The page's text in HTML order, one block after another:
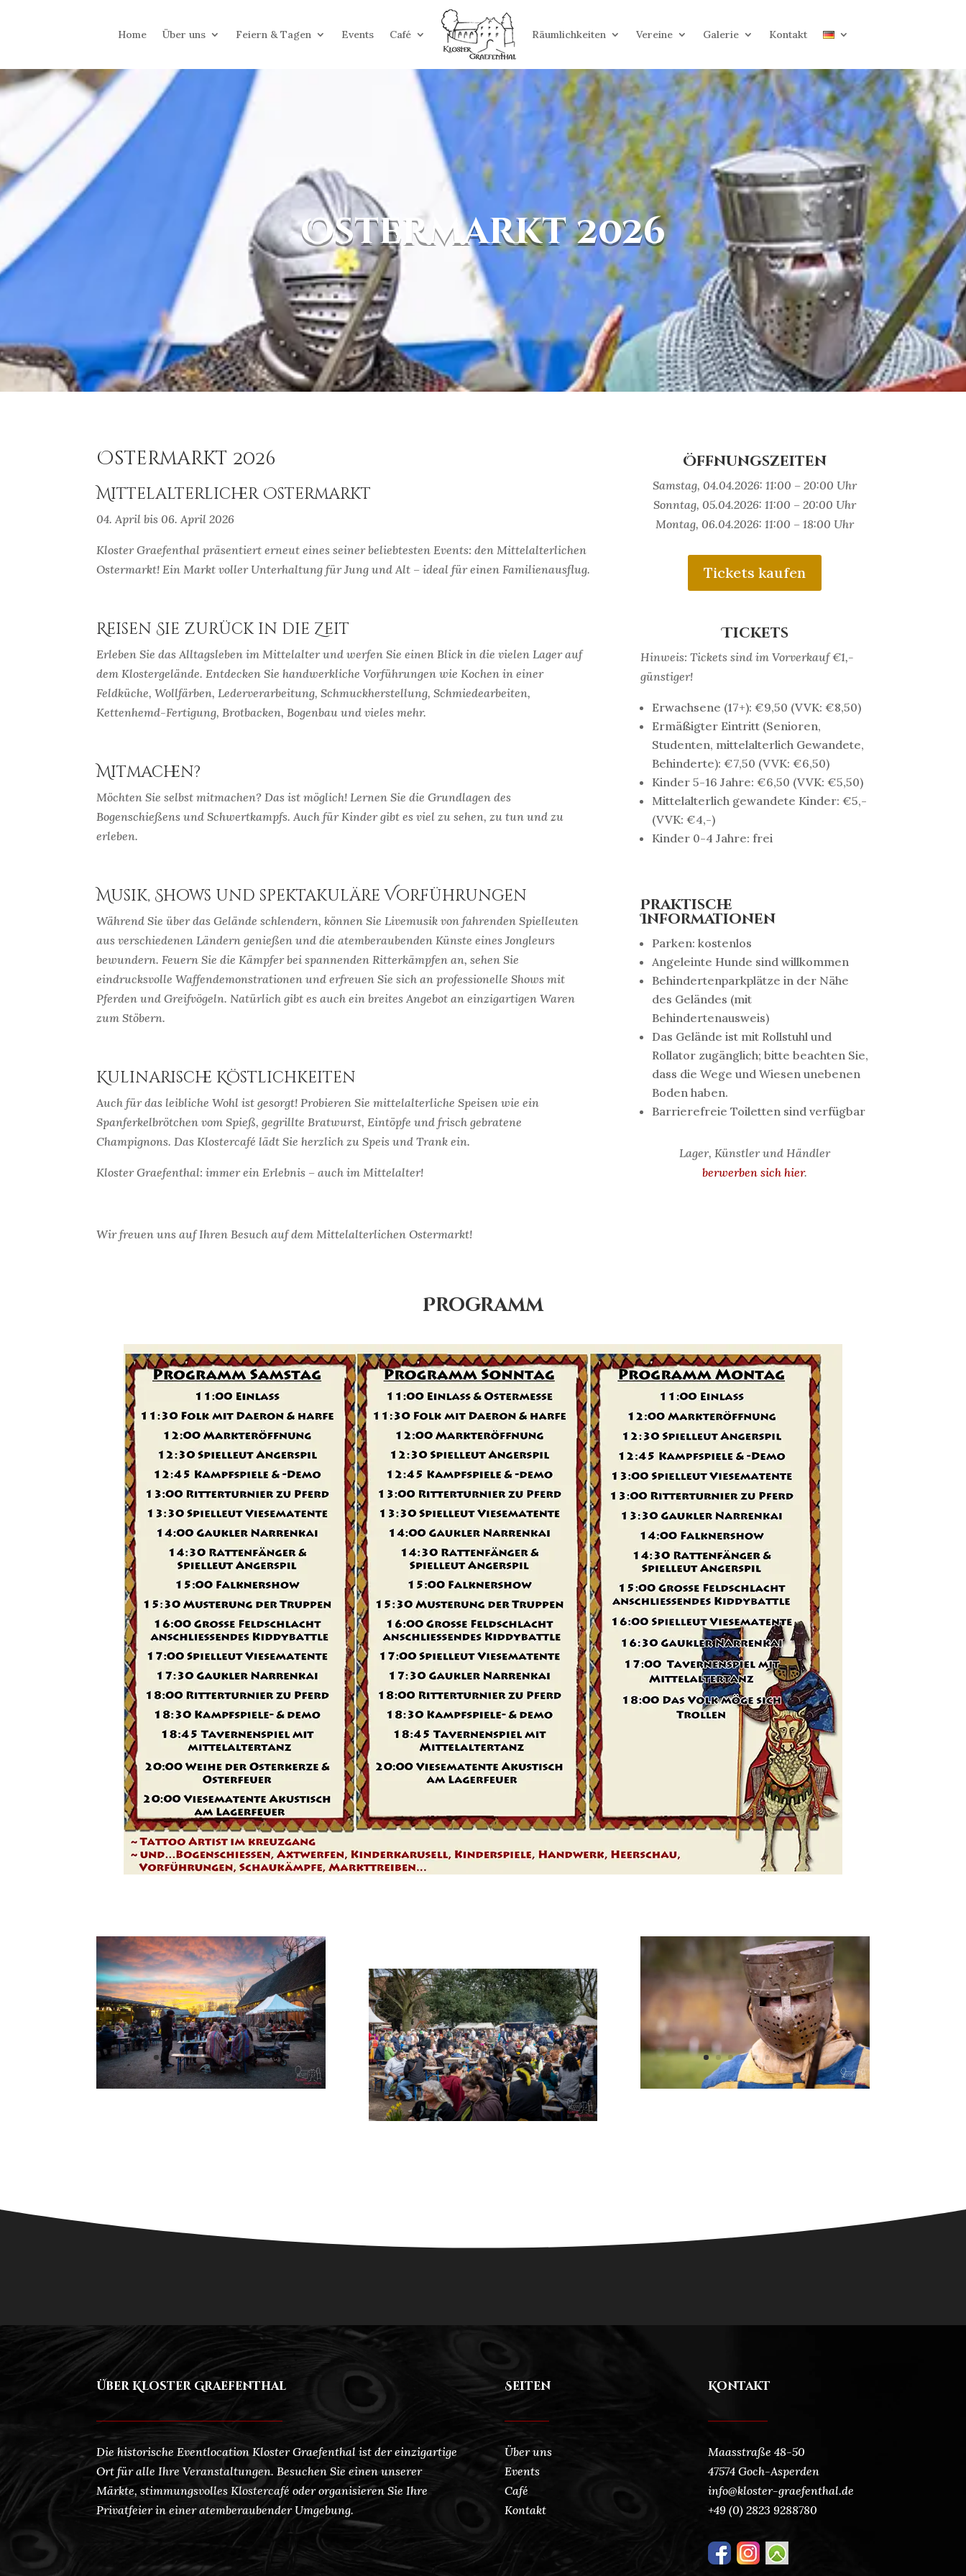
Home Über uns Feiern & Tagen Events Café Räumlichkeiten Vereine Galerie Kontakt
Ostermarkt 2026
Ostermarkt 2026
Mittelalterlicher Ostermarkt
04. April bis 06. April 2026
Kloster Graefenthal präsentiert erneut eines seiner beliebtesten Events: den Mittelalterlichen
Ostermarkt! Ein Markt voller Unterhaltung für Jung und Alt – ideal für einen Familienausflug.
Reisen Sie zurück in die Zeit
Erleben Sie das Alltagsleben im Mittelalter und werfen Sie einen Blick in die vielen Lager auf
dem Klostergelände. Entdecken Sie handwerkliche Vorführungen wie Kochen in einer
Feldküche, Wollfärben, Lederverarbeitung, Schmuckherstellung, Schmiedearbeiten,
Kettenhemd-Fertigung, Brotbacken, Bogenbau und vieles mehr.
Mitmachen?
Möchten Sie selbst mitmachen? Das ist möglich! Lernen Sie die Grundlagen des
Bogenschießens und Schwertkampfs. Auch für Kinder gibt es viel zu sehen, zu tun und zu
erleben.
Musik, Shows und spektakuläre Vorführungen
Während Sie über das Gelände schlendern, können Sie Livemusik von fahrenden Spielleuten
aus verschiedenen Ländern genießen und die atemberaubenden Künste eines Jongleurs
bewundern. Feuern Sie die Kämpfer bei spannenden Ritterkämpfen an, sehen Sie
eindrucksvolle Waffendemonstrationen und erfreuen Sie sich an professionelle Shows mit
Pferden und Greifvögeln. Natürlich gibt es auch ein breites Angebot an einzigartigen Waren
zum Stöbern.
Kulinarische Köstlichkeiten
Auch für das leibliche Wohl ist gesorgt! Probieren Sie mittelalterliche Speisen wie ein
Spanferkelbrötchen vom Spieß, gegrillte Bratwurst, Eintöpfe und frisch gebratene
Champignons. Das Klostercafé lädt Sie herzlich zu Speis und Trank ein.
Kloster Graefenthal: immer ein Erlebnis – auch im Mittelalter!
Wir freuen uns auf Ihren Besuch auf dem Mittelalterlichen Ostermarkt!
Öffnungszeiten
Samstag, 04.04.2026: 11:00 – 20:00 Uhr
Sonntag, 05.04.2026: 11:00 – 20:00 Uhr
Montag, 06.04.2026: 11:00 – 18:00 Uhr
Tickets kaufen
Tickets
Hinweis: Tickets sind im Vorverkauf €1,-
günstiger!
Erwachsene (17+): €9,50 (VVK: €8,50)
Ermäßigter Eintritt (Senioren,
Studenten, mittelalterlich Gewandete,
Behinderte): €7,50 (VVK: €6,50)
Kinder 5-16 Jahre: €6,50 (VVK: €5,50)
Mittelalterlich gewandete Kinder: €5,-
(VVK: €4,-)
Kinder 0-4 Jahre: frei
Praktische
Informationen
Parken: kostenlos
Angeleinte Hunde sind willkommen
Behindertenparkplätze in der Nähe
des Geländes (mit
Behindertenausweis)
Das Gelände ist mit Rollstuhl und
Rollator zugänglich; bitte beachten Sie,
dass die Wege und Wiesen unebenen
Boden haben.
Barrierefreie Toiletten sind verfügbar
Lager, Künstler und Händler
berwerben sich hier.
Programm
Über Kloster Graefenthal
Die historische Eventlocation Kloster Graefenthal ist der einzigartige
Ort für alle Ihre Veranstaltungen. Besuchen Sie einen unserer
Märkte, stimmungsvolles Klostercafé oder organisieren Sie Ihre
Privatfeier in einer atemberaubender Umgebung.
Seiten
Über uns
Events
Café
Kontakt
Kontakt
Maasstraße 48-50
47574 Goch-Asperden
info@kloster-graefenthal.de
+49 (0) 2823 9288780